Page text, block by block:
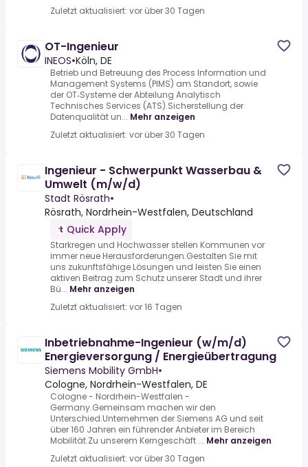
Zuletzt aktualisiert: vor über 30 Tagen
OT-Ingenieur
INEOS•Köln, DE
Betrieb und Betreuung des Process Information und
Management Systems (PIMS) am Standort, sowie
der OT‑Systeme der Abteilung Analytisch
Technisches Services (ATS).Sicherstellung der
Datenqualität un... Mehr anzeigen
Zuletzt aktualisiert: vor über 30 Tagen
Ingenieur - Schwerpunkt Wasserbau &
Umwelt (m/w/d)
Stadt Rösrath•
Rösrath, Nordrhein-Westfalen, Deutschland
Quick Apply
Starkregen und Hochwasser stellen Kommunen vor
immer neue Herausforderungen.Gestalten Sie mit
uns zukunftsfähige Lösungen und leisten Sie einen
aktiven Beitrag zum Schutz unserer Stadt und ihrer
Bü... Mehr anzeigen
Zuletzt aktualisiert: vor 16 Tagen
Inbetriebnahme-Ingenieur (w/m/d)
Energieversorgung / Energieübertragung
Siemens Mobility GmbH•
Cologne, Nordrhein-Westfalen, DE
Cologne - Nordrhein-Westfalen -
Germany.Gemeinsam machen wir den
Unterschied.Unternehmen der Siemens AG und seit
über 160 Jahren ein führender Anbieter im Bereich
Mobilität.Zu unserem Kerngeschäft ... Mehr anzeigen
Zuletzt aktualisiert: vor über 30 Tagen